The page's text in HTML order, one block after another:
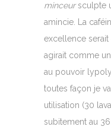
minceursculpte
amincie. La
excellence
agirait comme
au pouvoir
toutes façon je
utilisation (30
subitement au